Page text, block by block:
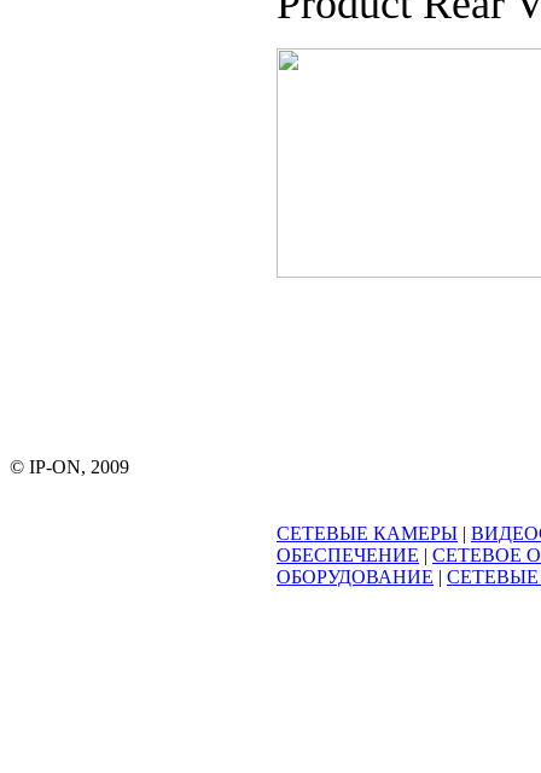
© IP-ON, 2009
СЕТЕВЫЕ КАМЕРЫ |
ОБЕСПЕЧЕНИЕ | СЕТЕВОЕ
ОБОРУДОВАНИЕ |